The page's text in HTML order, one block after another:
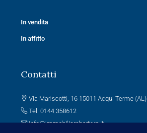
In vendita
In affitto
Contatti
Via Mariscotti, 16 15011 Acqui Terme (AL)
Tel: 0144 358612
info@immobiliarebertero.it